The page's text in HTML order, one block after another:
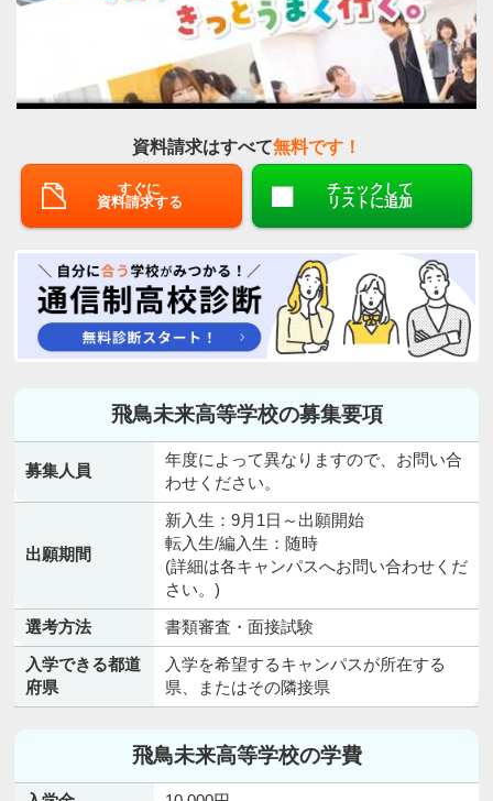
資料請求はすべて無料です！
すぐに
資料請求する
チェックして
リストに追加
飛鳥未来高等学校の募集要項
募集人員
年度によって異なりますので、お問い合
わせください。
出願期間
新入生：9月1日～出願開始
転入生/編入生：随時
(詳細は各キャンパスへお問い合わせくだ
さい。)
選考方法
書類審査・面接試験
入学できる都道
府県
入学を希望するキャンパスが所在する
県、またはその隣接県
飛鳥未来高等学校の学費